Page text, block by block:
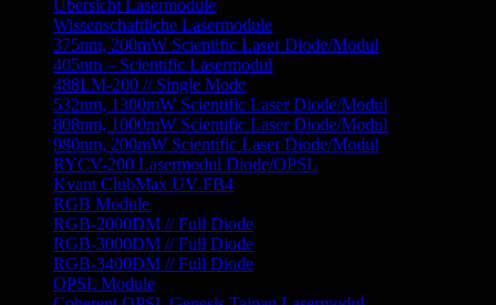
Übersicht Lasermodule
Wissenschaftliche Lasermodule
375nm, 200mW Scientific Laser Diode/Modul
405nm – Scientific Lasermodul
488LM-200 // Single Mode
532nm, 1300mW Scientific Laser Diode/Modul
808nm, 1000mW Scientific Laser Diode/Modul
980nm, 200mW Scientific Laser Diode/Modul
RYCV-200 Lasermodul Diode/OPSL
Kvant ClubMax UV FB4
RGB Module
RGB-2000DM // Full Diode
RGB-3000DM // Full Diode
RGB-3400DM // Full Diode
OPSL Module